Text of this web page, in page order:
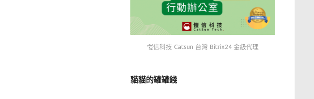
愷信科技 Catsun 台灣 Bitrix24 金級代理
貓貓的罐罐錢